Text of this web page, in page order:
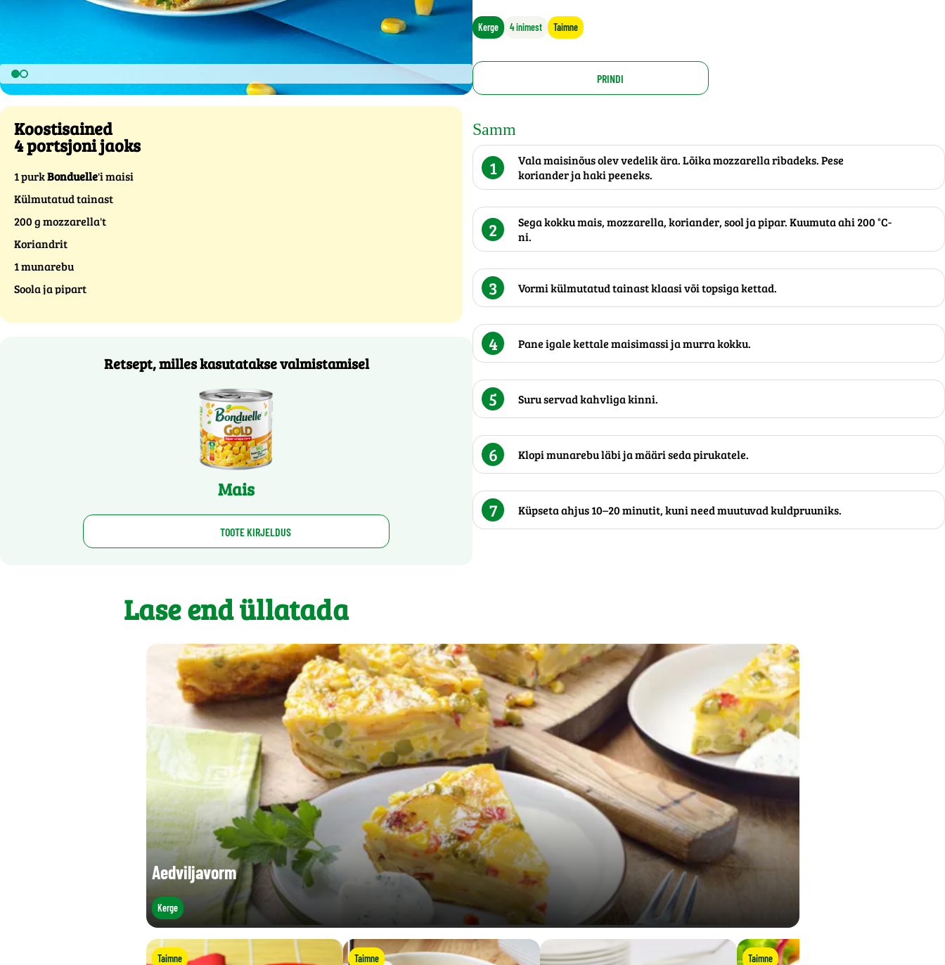
Kerge 4 inimest Taimne
PRINDI
Koostisained
4 portsjoni jaoks
1 purkBonduelle'i maisi
Külmutatud tainast
200 g mozzarella't
Koriandrit
1 munarebu
Soola ja pipart
Retsept, milles kasutatakse valmistamisel
Mais
TOOTE KIRJELDUS
Samm
1
Vala maisinõus olev vedelik ära. Lõika mozzarella ribadeks. Pese
koriander ja haki peeneks.
2
Sega kokku mais, mozzarella, koriander, sool ja pipar. Kuumuta ahi 200 °C-
ni.
3 Vormi külmutatud tainast klaasi või topsiga kettad.
4 Pane igale kettale maisimassi ja murra kokku.
5 Suru servad kahvliga kinni.
6 Klopi munarebu läbi ja määri seda pirukatele.
7 Küpseta ahjus 10–20 minutit, kuni need muutuvad kuldpruuniks.
Lase end üllatada
Aedviljavorm
Kerge
Taimne Taimne Taimne